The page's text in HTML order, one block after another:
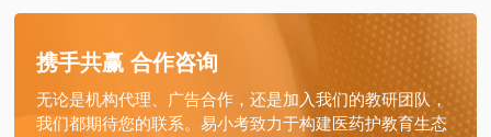
携手共赢 合作咨询
无论是机构代理、广告合作，还是加入我们的教研团队，
我们都期待您的联系。易小考致力于构建医药护教育生态